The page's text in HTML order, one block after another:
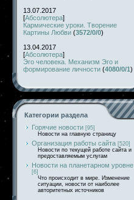
13.07.2017
[Абсолютера]
Кармические уроки. Творение
Картины Любви (3572/0/0)
13.04.2017
[Абсолютера]
Эго человека. Механизм Эго и
формирование личности (4080/0/1)
Категории раздела
Горячие новости [95]
Новости на главную страницу
Организация работы сайта [520]
Новости по текущей работе сайта и
предоставляемым услугам
Новости на планетарном уровне
[6]
Что происходит в мире. Изменение
ситуации, новости от наиболее
авторитетных источников